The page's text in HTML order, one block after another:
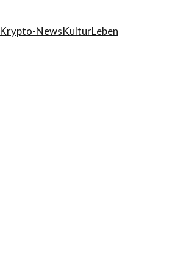
Krypto-NewsKulturLeben